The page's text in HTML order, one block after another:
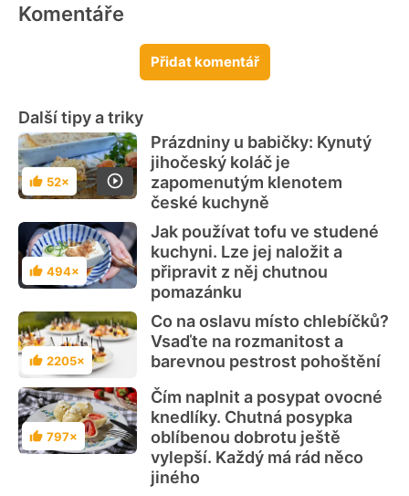
Komentáře
Přidat komentář
Další tipy a triky
Hodnocení
52×
Prázdniny u babičky: Kynutý
jihočeský koláč je
zapomenutým klenotem
české kuchyně
Hodnocení
494×
Jak používat tofu ve studené
kuchyni. Lze jej naložit a
připravit z něj chutnou
pomazánku
Hodnocení
2205×
Co na oslavu místo chlebíčků?
Vsaďte na rozmanitost a
barevnou pestrost pohoštění
Hodnocení
797×
Čím naplnit a posypat ovocné
knedlíky. Chutná posypka
oblíbenou dobrotu ještě
vylepší. Každý má rád něco
jiného